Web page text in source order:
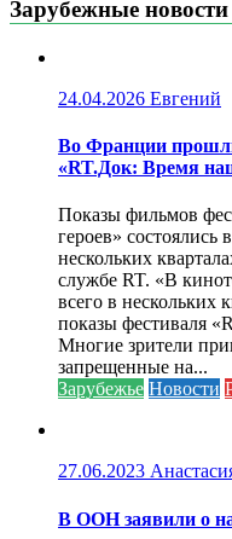
Зарубежные новости
24.04.2026 Евгений
Во Франции
«RT.Док: Время
Показы фильмов
героев»
нескольких
службе RT. «В
всего в нескольких
показы фестиваля
Многие зрители
запрещенные на...
Зарубежье Новости
27.06.2023
В ООН заявили о